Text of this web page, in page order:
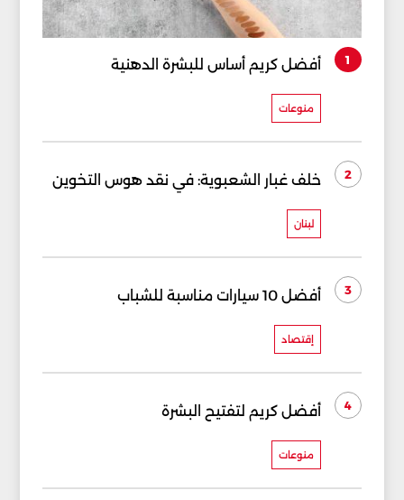
1 أفضل كريم أساس للبشرة الدهنية
منوعات
2 خلف غبار الشعبوية: في نقد هوس التخوين
لبنان
3 أفضل 10 سيارات مناسبة للشباب
إقتصاد
4 أفضل كريم لتفتيح البشرة
منوعات